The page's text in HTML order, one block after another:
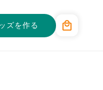
ズを作る
ー